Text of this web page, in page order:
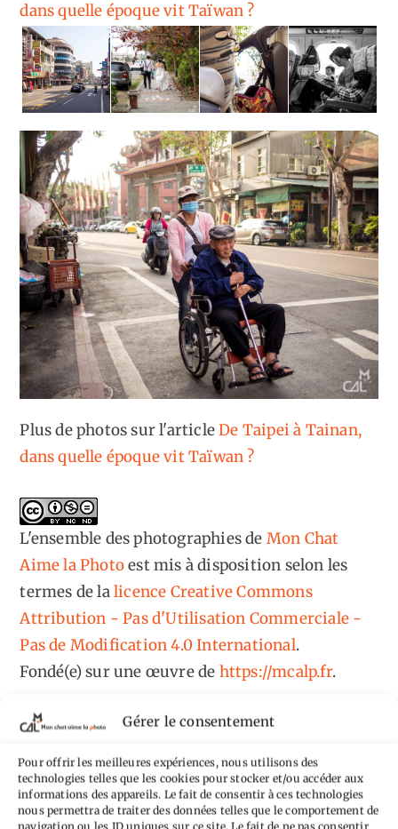
Gérer le consentement
Pour offrir les meilleures expériences, nous utilisons des
technologies telles que les cookies pour stocker et/ou accéder aux
informations des appareils. Le fait de consentir à ces technologies
nous permettra de traiter des données telles que le comportement de
navigation ou les ID uniques sur ce site. Le fait de ne pas consentir
dans quelle époque vit Taïwan ?
Plus de photos sur l'articleDe Taipei à Tainan,
dans quelle époque vit Taïwan ?
L'ensemble des photographiesde Mon Chat
Aime la Photoest mis à disposition selon les
termes de lalicence Creative Commons
Attribution - Pas d'Utilisation Commerciale -
Pas de Modification 4.0 International.
Fondé(e) sur une œuvre de https://mcalp.fr.
Tags